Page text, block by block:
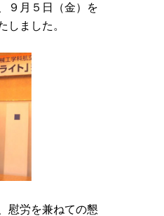
９月５日（金）を
しました。
慰労を兼ねての懇